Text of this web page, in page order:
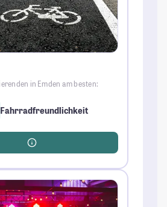
in Emden am besten:
Fahrradfreundlichkeit